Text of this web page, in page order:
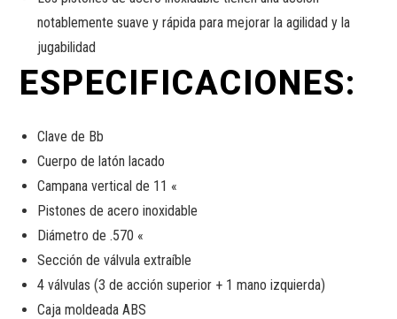
notablemente suave y rápida para mejorar la agilidad y la
jugabilidad
ESPECIFICACIONES:
Clave de Bb
Cuerpo de latón lacado
Campana vertical de 11 «
Pistones de acero inoxidable
Diámetro de .570 «
Sección de válvula extraíble
4 válvulas (3 de acción superior + 1 mano izquierda)
Caja moldeada ABS